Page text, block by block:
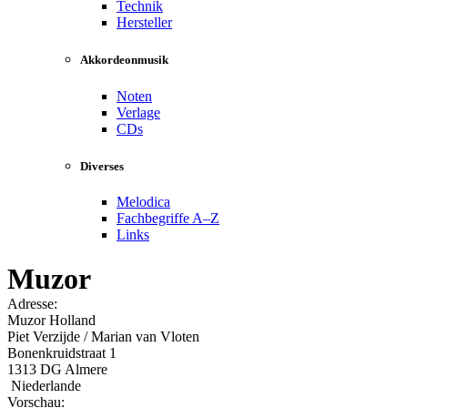
Technik
Hersteller
Akkordeonmusik
Noten
Verlage
CDs
Diverses
Melodica
Fachbegriffe A–Z
Links
Muzor
Adresse:
Muzor Holland
Piet Verzijde / Marian van Vloten
Bonenkruidstraat 1
1313 DG Almere
Niederlande
Vorschau: